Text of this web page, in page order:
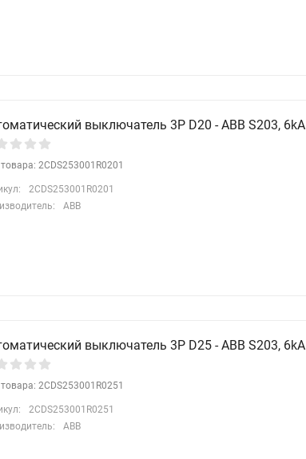
выключатель 3P D20 - ABB S203, 6kA
2CDS253001R0201
2CDS253001R0201
ABB
выключатель 3P D25 - ABB S203, 6kA
2CDS253001R0251
2CDS253001R0251
ABB